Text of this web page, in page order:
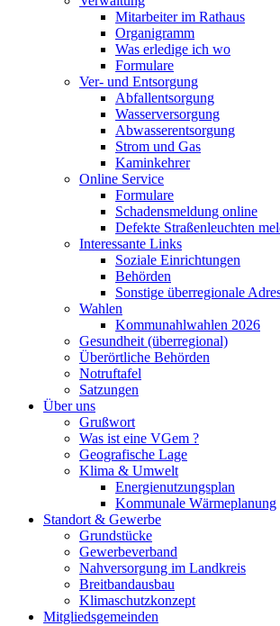
Mitarbeiter im Rathaus
Organigramm
Was erledige ich wo
Formulare
Ver- und Entsorgung
Abfallentsorgung
Wasserversorgung
Abwasserentsorgung
Strom und Gas
Kaminkehrer
Online Service
Formulare
Schadensmeldung online
Defekte Straßenleuchten
Interessante Links
Soziale Einrichtungen
Behörden
Sonstige überregionale
Wahlen
Kommunahlwahlen 2026
Gesundheit (überregional)
Überörtliche Behörden
Notruftafel
Satzungen
Über uns
Grußwort
Was ist eine VGem ?
Geografische Lage
Klima & Umwelt
Energienutzungsplan
Kommunale Wärmeplanung
Standort & Gewerbe
Grundstücke
Gewerbeverband
Nahversorgung im Landkreis
Breitbandausbau
Klimaschutzkonzept
Mitgliedsgemeinden